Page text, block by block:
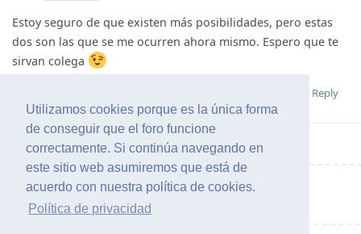
Utilizamos cookies porque es la única forma
de conseguir que el foro funcione
correctamente. Si continúa navegando en
este sitio web asumiremos que está de
acuerdo con nuestra política de cookies.
Política de privacidad
Estoy seguro de que existen más posibilidades, pero estas
dos son las que se me ocurren ahora mismo. Espero que te
sirvan colega
Reply
Write a Reply...